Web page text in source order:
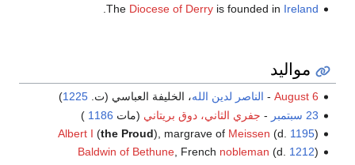
The Diocese of Derryis founded in Ireland
مواليد
August 6
- الناصر لدين الله، الخليفة العباسي (ت.1225
)
23 سبتمبر
- جفري الثاني، دوق بريتاني (مات 1186
)
Albert I (the Proud), margrave of Meissen (d. 1195)
Baldwin of Bethune, French nobleman (d. 1212)